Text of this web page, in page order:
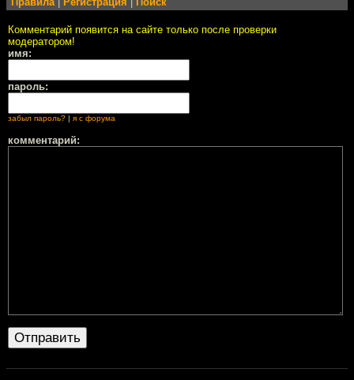
Комментарий появится на сайте только после проверки
модератором!
имя:
пароль:
забыл пароль? я с форума
комментарий: